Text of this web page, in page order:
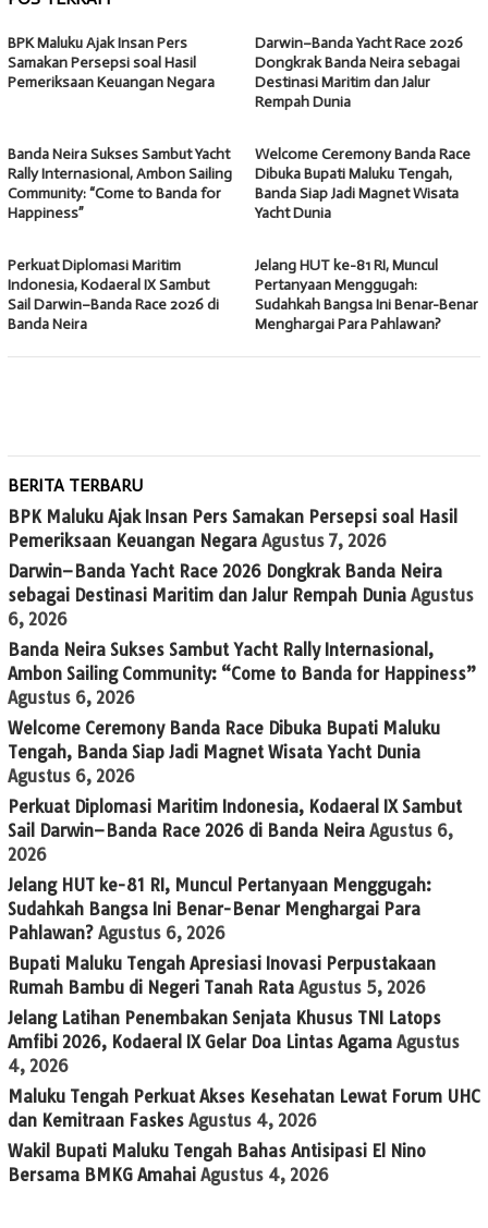
BPK Maluku Ajak Insan Pers
Samakan Persepsi soal Hasil
Pemeriksaan Keuangan Negara
Darwin–Banda Yacht Race 2026
Dongkrak Banda Neira sebagai
Destinasi Maritim dan Jalur
Rempah Dunia
Banda Neira Sukses Sambut Yacht
Rally Internasional, Ambon Sailing
Community: “Come to Banda for
Happiness”
Welcome Ceremony Banda Race
Dibuka Bupati Maluku Tengah,
Banda Siap Jadi Magnet Wisata
Yacht Dunia
Perkuat Diplomasi Maritim
Indonesia, Kodaeral IX Sambut
Sail Darwin–Banda Race 2026 di
Banda Neira
Jelang HUT ke-81 RI, Muncul
Pertanyaan Menggugah:
Sudahkah Bangsa Ini Benar-Benar
Menghargai Para Pahlawan?
BERITA TERBARU
BPK Maluku Ajak Insan Pers Samakan Persepsi soal Hasil
Pemeriksaan Keuangan Negara Agustus 7, 2026
Darwin–Banda Yacht Race 2026 Dongkrak Banda Neira
sebagai Destinasi Maritim dan Jalur Rempah Dunia Agustus
6, 2026
Banda Neira Sukses Sambut Yacht Rally Internasional,
Ambon Sailing Community: “Come to Banda for Happiness”
Agustus 6, 2026
Welcome Ceremony Banda Race Dibuka Bupati Maluku
Tengah, Banda Siap Jadi Magnet Wisata Yacht Dunia
Agustus 6, 2026
Perkuat Diplomasi Maritim Indonesia, Kodaeral IX Sambut
Sail Darwin–Banda Race 2026 di Banda Neira Agustus 6,
2026
Jelang HUT ke-81 RI, Muncul Pertanyaan Menggugah:
Sudahkah Bangsa Ini Benar-Benar Menghargai Para
Pahlawan? Agustus 6, 2026
Bupati Maluku Tengah Apresiasi Inovasi Perpustakaan
Rumah Bambu di Negeri Tanah Rata Agustus 5, 2026
Jelang Latihan Penembakan Senjata Khusus TNI Latops
Amfibi 2026, Kodaeral IX Gelar Doa Lintas Agama Agustus
4, 2026
Maluku Tengah Perkuat Akses Kesehatan Lewat Forum UHC
dan Kemitraan Faskes Agustus 4, 2026
Wakil Bupati Maluku Tengah Bahas Antisipasi El Nino
Bersama BMKG Amahai Agustus 4, 2026